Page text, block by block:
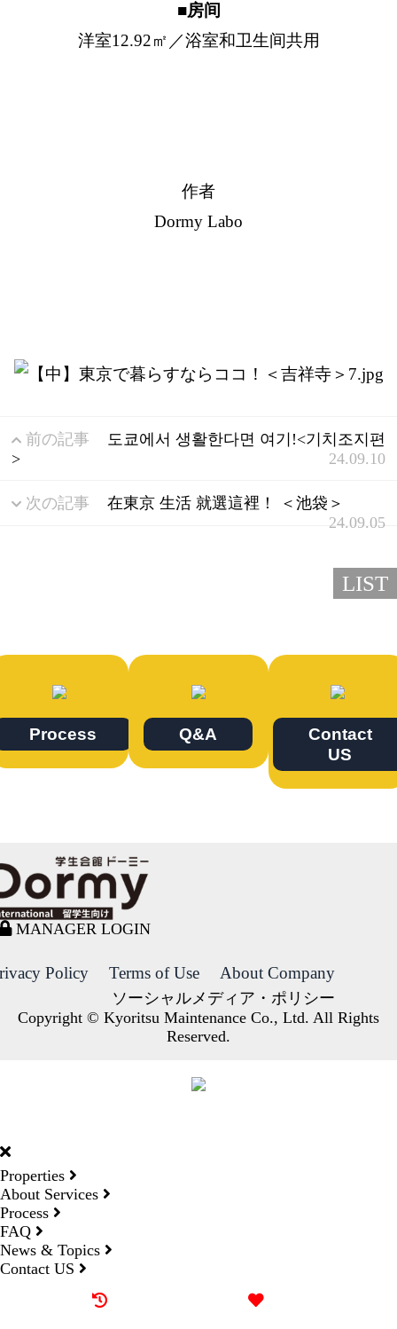
■房间
洋室12.92㎡／浴室和卫生间共用
作者
Dormy Labo
前の記事
도쿄에서 생활한다면 여기!<기치조지편
>
24.09.10
次の記事
在東京 生活 就選這裡！ ＜池袋＞
24.09.05
LIST
Process Q&A
Contact
US
MANAGER LOGIN
Policy Terms of Use About Company
ソーシャルメディア・ポリシー
Copyright © Kyoritsu Maintenance Co., Ltd. All Rights
Reserved.
Properties
About Services
Process
FAQ
News & Topics
Contact US